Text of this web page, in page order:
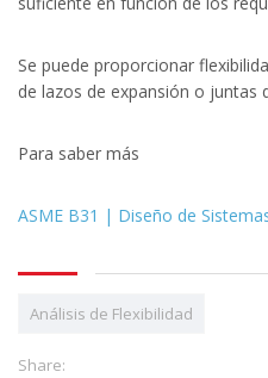
Se puede proporcionar
de lazos de expansión o juntas
Para saber más
ASME B31 | Diseño de
Análisis de Flexibilidad
Share: